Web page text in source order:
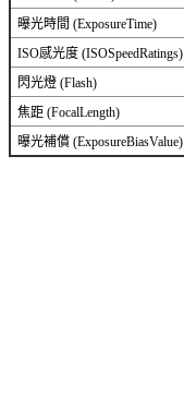
曝光時間 (ExposureTime)
ISO感光度 (ISOSpeedRatings)
閃光燈 (Flash)
焦距 (FocalLength)
曝光補償 (ExposureBiasValue)